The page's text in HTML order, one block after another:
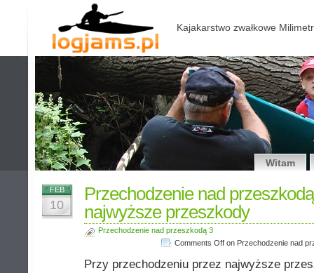
Kajakarstwo zwałkowe
Witam
FEB
10
Przechodzenie nad
najwyższe przeszkody
Przechodzenie nad przeszkodą 3
Comments Off on Przechodzenie nad
Przy przechodzeniu przez najwyższe